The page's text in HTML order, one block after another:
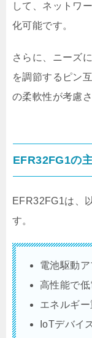
して、ネットワ
化可能です。
さらに、ニーズ
を調節するピン
の柔軟性が考慮
EFR32FG1の
EFR32FG1は、
す。
電池駆動
高性能で
エネルギ
IoTデバイ